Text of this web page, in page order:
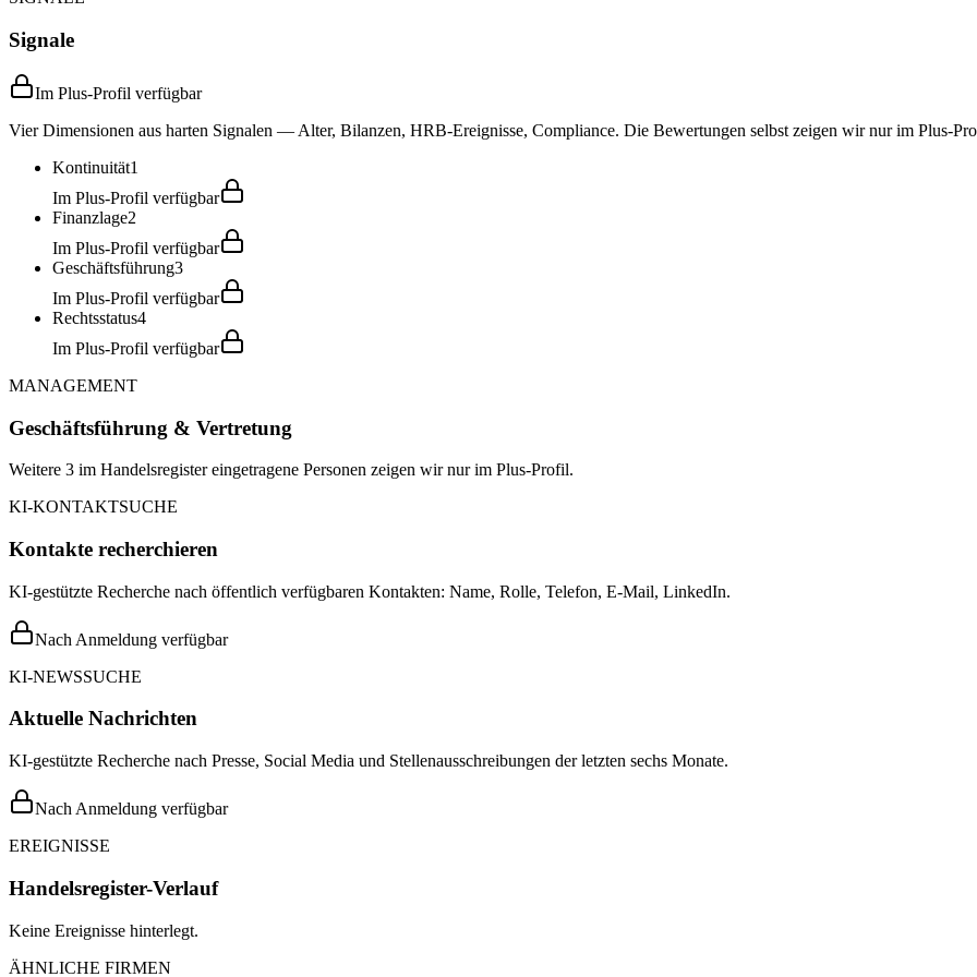
Signale
Im Plus-Profil verfügbar
Vier Dimensionen aus harten Signalen — Alter, Bilanzen, HRB-Ereignisse, Compliance. Die Bewertungen selbst zeigen wir nur im Plus-
Kontinuität1
Im Plus-Profil verfügbar
Finanzlage2
Im Plus-Profil verfügbar
Geschäftsführung3
Im Plus-Profil verfügbar
Rechtsstatus4
Im Plus-Profil verfügbar
MANAGEMENT
Geschäftsführung & Vertretung
Weitere 3 im Handelsregister eingetragene Personen zeigen wir nur im Plus-Profil.
KI-KONTAKTSUCHE
Kontakte recherchieren
KI-gestützte Recherche nach öffentlich verfügbaren Kontakten: Name, Rolle, Telefon, E-Mail, LinkedIn.
Nach Anmeldung verfügbar
KI-NEWSSUCHE
Aktuelle Nachrichten
KI-gestützte Recherche nach Presse, Social Media und Stellenausschreibungen der letzten sechs Monate.
Nach Anmeldung verfügbar
EREIGNISSE
Handelsregister-Verlauf
Keine Ereignisse hinterlegt.
ÄHNLICHE FIRMEN